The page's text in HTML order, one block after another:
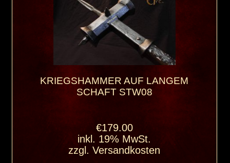
KRIEGSHAMMER AUF LANGEM
SCHAFT STW08
€179.00
inkl. 19% MwSt.
zzgl.Versandkosten